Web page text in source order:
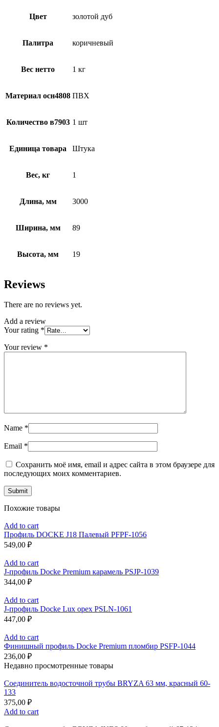
Цвет золотой дуб
Палитра коричневый
Вес нетто 1 кг
Материал осн4808 ПВХ
Количество в7903 1 шт
Единица товара Штука
Вес, кг 1
Длина, мм 3000
Ширина, мм 89
Высота, мм 19
Reviews
There are no reviews yet.
Add a review
Your rating *
Your review *
Name *
Email *
Сохранить моё имя, email и адрес сайта в этом браузере для
последующих моих комментариев.
Похожие товары
Add to cart
Профиль DOCKE J18 Палевый PFPF-1056
549,00 ₽
Add to cart
J-профиль Docke Premium карамель PSJP-1039
344,00 ₽
Add to cart
J-профиль Docke Lux орех PSLN-1061
447,00 ₽
Add to cart
Финишный профиль Docke Premium пломбир PSFP-1044
236,00 ₽
Недавно просмотренные товары
Соединитель водосточной трубы BRYZA 63 мм, краcный 60-
133
375,00 ₽
Add to cart